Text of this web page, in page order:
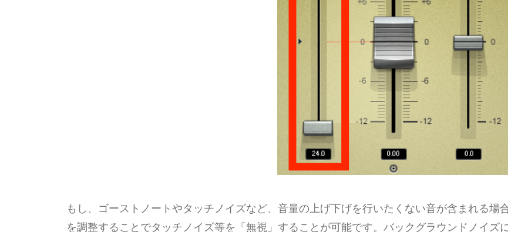
もし、ゴーストノートやタッチノイズなど、音量の上げ下げを行いたくない音が含まれる
を調整することでタッチノイズ等を「無視」することが可能です。バックグラウンドノイズ